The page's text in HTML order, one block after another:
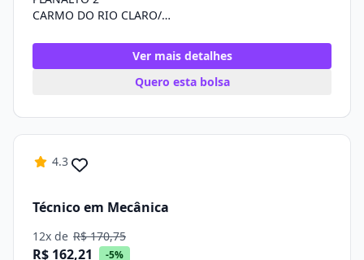
CARMO DO RIO CLARO/MG
Ver mais detalhes
Quero esta bolsa
4.3
Técnico em Mecânica
12x de R$ 170,75
R$ 162,21
-5%